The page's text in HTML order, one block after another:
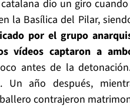
dio un giro
la Basílica del Pilar,
por el grupo
vídeos captaron a
antes de la
Un año después,
contrajeron